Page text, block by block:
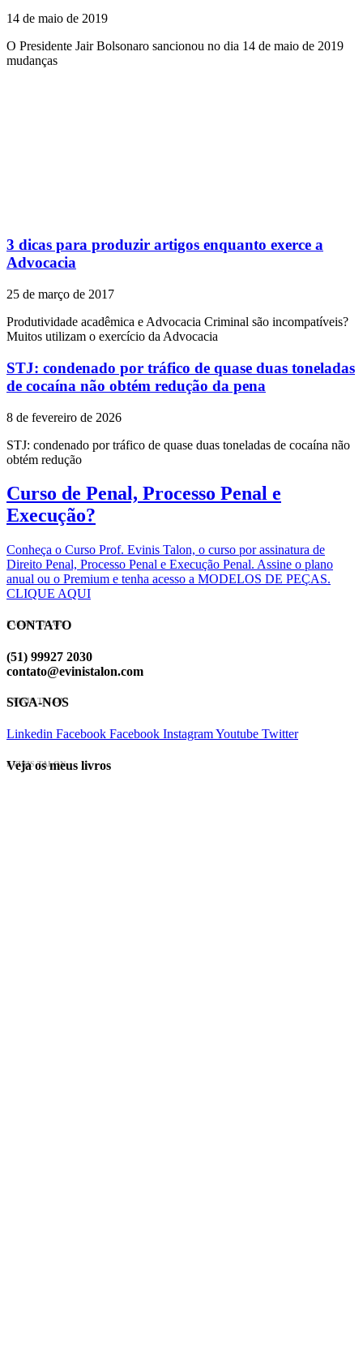
14 de maio de 2019
O Presidente Jair Bolsonaro sancionou no dia 14 de maio de 2019
mudanças
3 dicas para produzir artigos enquanto exerce a
Advocacia
25 de março de 2017
Produtividade acadêmica e Advocacia Criminal são incompatíveis?
Muitos utilizam o exercício da Advocacia
STJ: condenado por tráfico de quase duas toneladas
de cocaína não obtém redução da pena
8 de fevereiro de 2026
STJ: condenado por tráfico de quase duas toneladas de cocaína não
obtém redução
Curso de Penal, Processo Penal e
Execução?
Conheça o Curso Prof. Evinis Talon, o curso por assinatura de
Direito Penal, Processo Penal e Execução Penal. Assine o plano
anual ou o Premium e tenha acesso a MODELOS DE PEÇAS.
CLIQUE AQUI
EVINIS TALON
CONTATO
(51) 99927 2030
contato@evinistalon.com
EVINIS TALON
SIGA-NOS
Linkedin Facebook Facebook InstagramYoutube Twitter
EVINIS TALON
Veja os meus livros